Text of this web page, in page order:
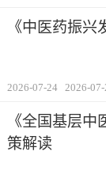
《中医药振兴
2026-07-24 2026-
《全国基层
策解读